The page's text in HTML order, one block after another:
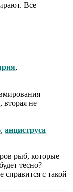
Все
,
вторая не
, анциструса
рыб, которые
тесно?
с такой